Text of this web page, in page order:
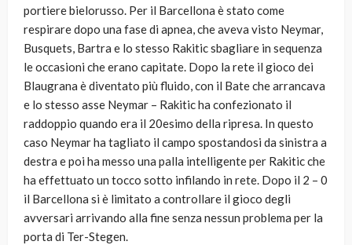
portiere bielorusso. Per il Barcellona è stato come
respirare dopo una fase di apnea, che aveva visto Neymar,
Busquets, Bartra e lo stesso Rakitic sbagliare in sequenza
le occasioni che erano capitate. Dopo la rete il gioco dei
Blaugrana è diventato più fluido, con il Bate che arrancava
e lo stesso asse Neymar – Rakitic ha confezionato il
raddoppio quando era il 20esimo della ripresa. In questo
caso Neymar ha tagliato il campo spostandosi da sinistra a
destra e poi ha messo una palla intelligente per Rakitic che
ha effettuato un tocco sotto infilando in rete. Dopo il 2 – 0
il Barcellona si è limitato a controllare il gioco degli
avversari arrivando alla fine senza nessun problema per la
porta di Ter-Stegen.